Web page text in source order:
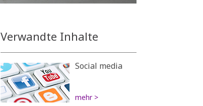
Verwandte Inhalte
Social media
mehr >